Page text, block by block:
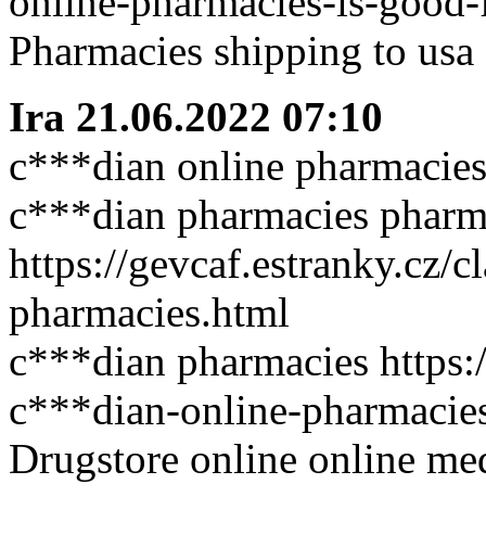
Pharmacies shipping to
Ira 21.06.2022 07:10
c***dian online pharmacies
c***dian pharmacies
https://
pharmacies.html
c***dian pharmacies
c***dian-online-
Drugstore online online